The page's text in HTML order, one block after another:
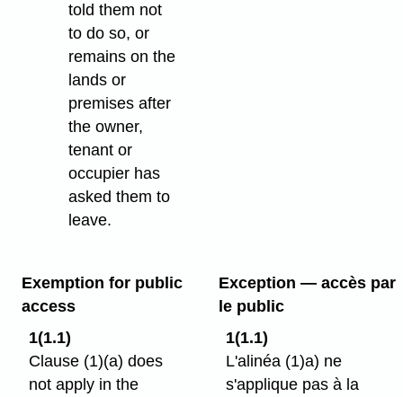
told them not
to do so, or
remains on the
lands or
premises after
the owner,
tenant or
occupier has
asked them to
leave.
Exemption for public
access
1(1.1)
Clause (1)⁠(a) does
not apply in the
Exception — accès par
le public
1(1.1)
L'alinéa (1)a) ne
s'applique pas à la